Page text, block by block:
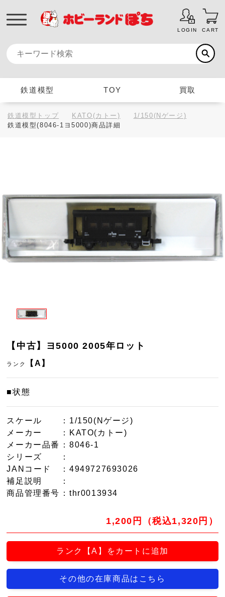
LOGIN CART
鉄道模型 TOY 買取
鉄道模型トップ KATO(カトー)
1/150(Nゲージ)
鉄道模型(8046-1ヨ5000)商品詳細
【中古】ヨ5000 2005年ロット
ランク 【A】
■状態
スケール
：1/150(Nゲージ)
メーカー
：KATO(カトー)
メーカー品番
：8046-1
シリーズ
：
JANコード
：4949727693026
補足説明
：
商品管理番号 ：thr0013934
1,200円（税込1,320円）
ランク【A】をカートに追加
その他の在庫商品はこちら